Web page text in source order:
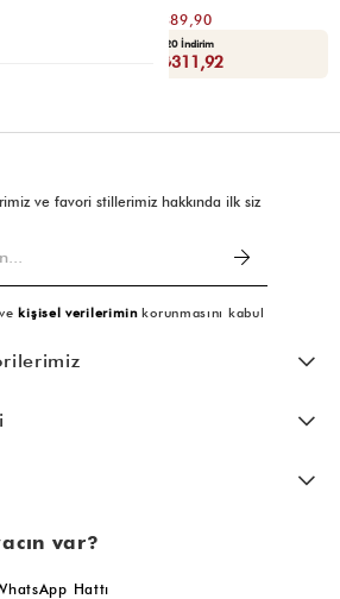
₺389,90
Yaza Özel Ek %20 İndirim
Sepette : ₺311,92
ve favori stillerimiz hakkında ilk siz
vekişisel verileriminkorunmasını kabul
var?
Hattı